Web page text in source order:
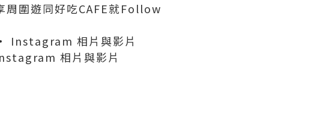
周圍遊同好吃CAFE就Follow
相片與影片
相片與影片